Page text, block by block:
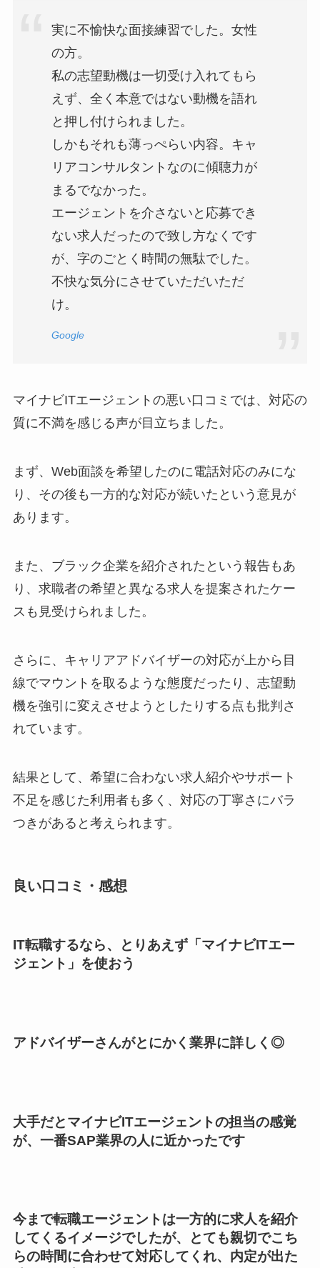
実に不愉快な面接練習でした。女性
の方。
私の志望動機は一切受け入れてもら
えず、全く本意ではない動機を語れ
と押し付けられました。
しかもそれも薄っぺらい内容。キャ
リアコンサルタントなのに傾聴力が
まるでなかった。
エージェントを介さないと応募でき
ない求人だったので致し方なくです
が、字のごとく時間の無駄でした。
不快な気分にさせていただいただ
け。
Google
マイナビITエージェントの悪い口コミでは、対応の
質に不満を感じる声が目立ちました。
まず、Web面談を希望したのに電話対応のみにな
り、その後も一方的な対応が続いたという意見が
あります。
また、ブラック企業を紹介されたという報告もあ
り、求職者の希望と異なる求人を提案されたケー
スも見受けられました。
さらに、キャリアアドバイザーの対応が上から目
線でマウントを取るような態度だったり、志望動
機を強引に変えさせようとしたりする点も批判さ
れています。
結果として、希望に合わない求人紹介やサポート
不足を感じた利用者も多く、対応の丁寧さにバラ
つきがあると考えられます。
良い口コミ・感想
IT転職するなら、とりあえず「マイナビITエー
ジェント」を使おう
アドバイザーさんがとにかく業界に詳しく◎
大手だとマイナビITエージェントの担当の感覚
が、一番SAP業界の人に近かったです
今まで転職エージェントは一方的に求人を紹介
してくるイメージでしたが、とても親切でこち
らの時間に合わせて対応してくれ、内定が出た